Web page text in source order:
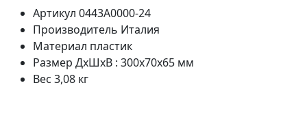
Артикул 0443A0000-24
Производитель Италия
Материал пластик
Размер ДхШхВ : 300x70x65 мм
Вес 3,08 кг